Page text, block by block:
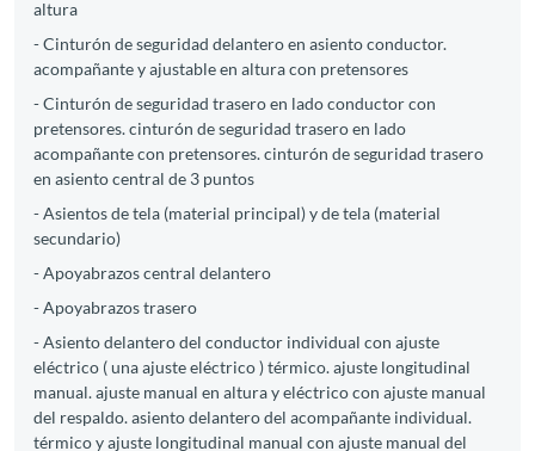
altura
- Cinturón de seguridad delantero en asiento conductor.
acompañante y ajustable en altura con pretensores
- Cinturón de seguridad trasero en lado conductor con
pretensores. cinturón de seguridad trasero en lado
acompañante con pretensores. cinturón de seguridad trasero
en asiento central de 3 puntos
- Asientos de tela (material principal) y de tela (material
secundario)
- Apoyabrazos central delantero
- Apoyabrazos trasero
- Asiento delantero del conductor individual con ajuste
eléctrico ( una ajuste eléctrico ) térmico. ajuste longitudinal
manual. ajuste manual en altura y eléctrico con ajuste manual
del respaldo. asiento delantero del acompañante individual.
térmico y ajuste longitudinal manual con ajuste manual del